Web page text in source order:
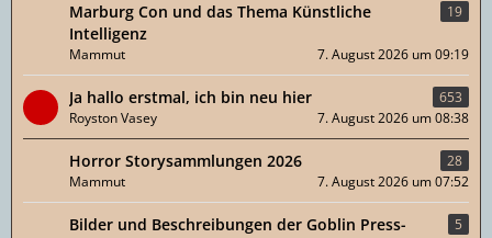
Marburg Con und das Thema Künstliche
Intelligenz
19
Mammut 7. August 2026 um 09:19
Ja hallo erstmal, ich bin neu hier
653
Royston Vasey
7. August 2026 um 08:38
Horror Storysammlungen 2026
28
Mammut
7. August 2026 um 07:52
Bilder und Beschreibungen der Goblin Press-
5